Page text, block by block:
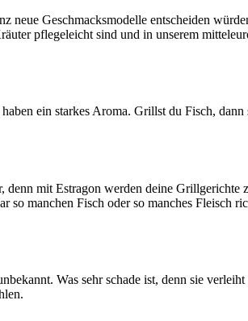
Geschmacksmodelle entscheiden
pflegeleicht sind und in unserem
ein starkes Aroma. Grillst du Fisch,
mit Estragon werden deine
manchen Fisch oder so manches Fleisch
Was sehr schade ist, denn sie